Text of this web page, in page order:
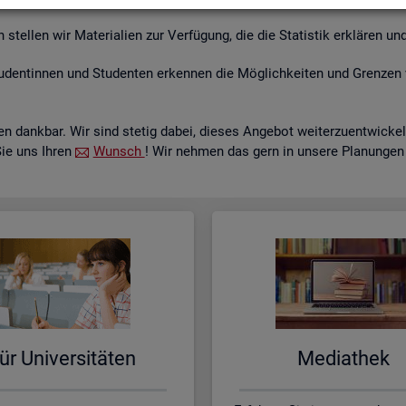
wir Ma­te­ria­li­en zur Ver­fü­gung, die die Sta­tis­tik er­klä­ren
und Stu­den­ten er­ken­nen die Mög­lich­kei­ten und
dank­bar. Wir sind ste­tig dabei, die­ses An­ge­bot
uns Ihren
Wunsch ! Wir neh­men das gern in un­se­re
Uni­ver­si­tä­ten Me­dia­thek